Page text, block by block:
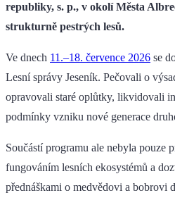
republiky, s. p., v okolí Města
strukturně pestrých lesů.
Ve dnech 11.–18. července 2026 se
Lesní správy Jeseník. Pečovali o
opravovali staré oplůtky, likvidovali
podmínky vzniku nové generace
Součástí programu ale nebyla pouze
fungováním lesních ekosystémů a
přednáškami o medvědovi a